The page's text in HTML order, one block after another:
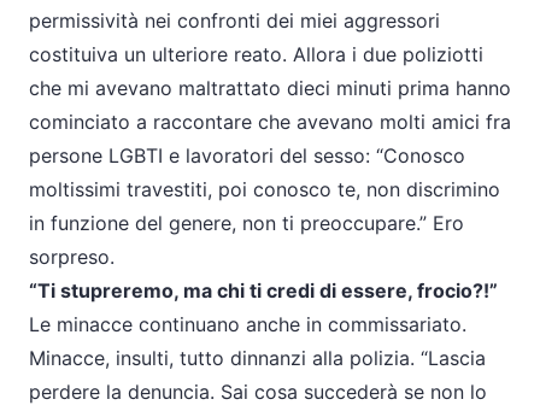
permissività nei confronti dei miei aggressori
costituiva un ulteriore reato. Allora i due poliziotti
che mi avevano maltrattato dieci minuti prima hanno
cominciato a raccontare che avevano molti amici fra
persone LGBTI e lavoratori del sesso: “Conosco
moltissimi travestiti, poi conosco te, non discrimino
in funzione del genere, non ti preoccupare.” Ero
sorpreso.
“Ti stupreremo, ma chi ti credi di essere, frocio?!”
Le minacce continuano anche in commissariato.
Minacce, insulti, tutto dinnanzi alla polizia. “Lascia
perdere la denuncia. Sai cosa succederà se non lo